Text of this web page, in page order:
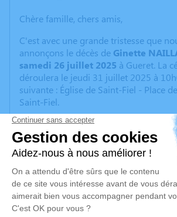
Chère famille, chers amis,
C'est avec une grande tristesse que
annonçons le décès de Ginette
samedi 26 juillet 2025 à Gueret. La
déroulera le jeudi 31 juillet 2025 à
suivante : Église de Saint-Fiel - Place
Saint-Fiel.
Nous vous invitons à utiliser cet espace
vos condoléances, partager des
anecdote ou exprimer vos pensées à
poèmes ou des textes. Cet endroit est
d'expression dédié à honorer la
NAILLAT.